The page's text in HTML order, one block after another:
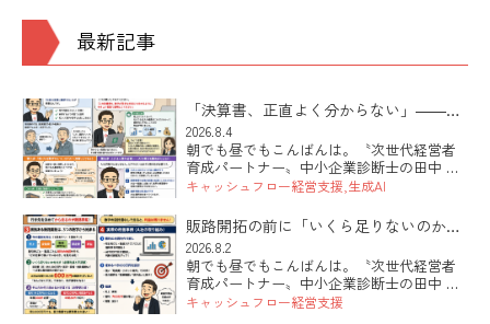
最新記事
「決算書、正直よく分からない」――そ
の社長にこそ効くAIの使い方
2026.8.4
朝でも昼でもこんばんは。〝次世代経営者
育成パートナー〟中小企業診断士の田中 健
太郎です。 本日は「決算書が読めない社長
になる第一歩」のお話です。最近シリーズ
でお伝えしているAI活用 […]
キャッシュフロー経営支援 生成AI
販路開拓の前に「いくら足りないのか」
を出していますか
2026.8.2
朝でも昼でもこんばんは。〝次世代経営者
育成パートナー〟中小企業診断士の田中 健
太郎です。 本日は「販路開拓と数字のつな
キャッシュフロー経営支援